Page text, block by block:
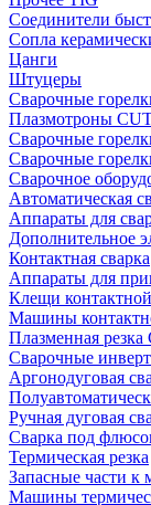
Соединители
Сопла
Цанги
Штуцеры
Сварочные
Плазмотроны
Сварочные
Сварочные
Сварочное
Автоматическая
Аппараты для
Дополнительное
Контактная сварка
Аппараты для
Клещи
Машины
Плазменная резка
Сварочные
Аргонодуговая
Ручная дуговая
Сварка под
Термическая резка
Запасные части к
Машины